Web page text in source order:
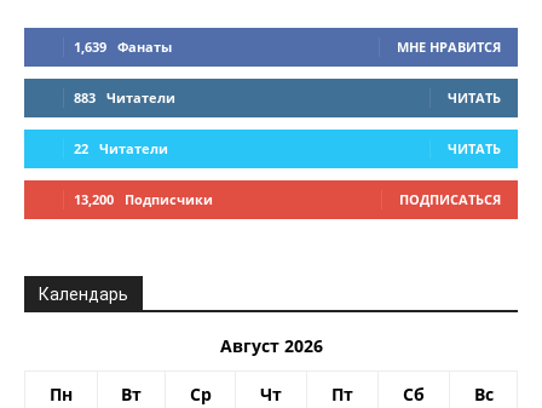
1,639 Фанаты МНЕ НРАВИТСЯ
883 Читатели ЧИТАТЬ
22 Читатели ЧИТАТЬ
13,200 Подписчики ПОДПИСАТЬСЯ
Календарь
Август 2026
Пн Вт Ср Чт Пт Сб Вс